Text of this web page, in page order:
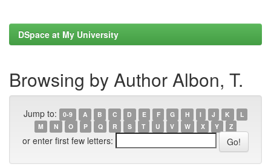
DSpace at My University
Browsing by Author Albon, T.
Jump to: 0-9 A B C D E F G H I J K
L
M
N O P Q R S T U V W X Y Z
or enter first few letters: